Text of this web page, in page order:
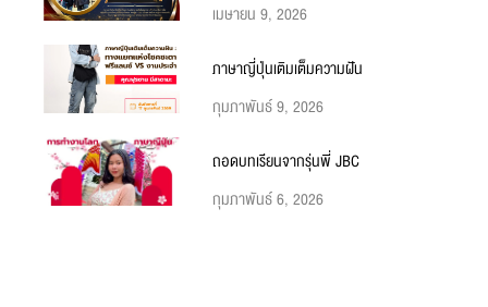
เมษายน 9, 2026
ภาษาญี่ปุ่นเติมเต็มความฝัน
กุมภาพันธ์ 9, 2026
ถอดบทเรียนจากรุ่นพี่ JBC
กุมภาพันธ์ 6, 2026